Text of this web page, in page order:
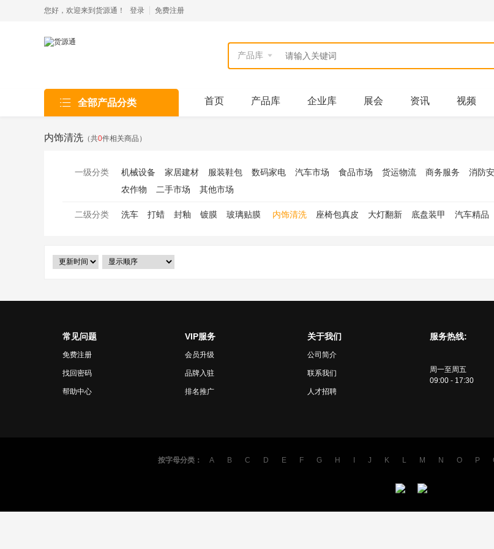
您好，欢迎来到货源通！ 登录 免费注册

全部产品分类 首页 产品库 企业库 展会 资讯 视频
内饰清洗 （共0件相关商品）
一级分类 机械设备 家居建材 服装鞋包 数码家电 汽车市场 食品市场 货运物流 商务服务 消防
农作物
二手市场 其他市场
二级分类 洗车 打蜡 封釉 镀膜 玻璃贴膜 内饰清洗 座椅包真皮 大灯翻新 底盘装甲 汽车精品
常见问题
免费注册
找回密码
帮助中心
VIP服务
会员升级
品牌入驻
排名推广
关于我们
公司简介
联系我们
人才招聘
服务热线:
周一至周五
09:00 - 17:30
按字母分类： A B C D E F G H J K L M N O P